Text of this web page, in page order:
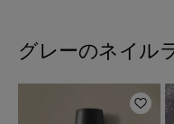
グレーのネイル
ほし